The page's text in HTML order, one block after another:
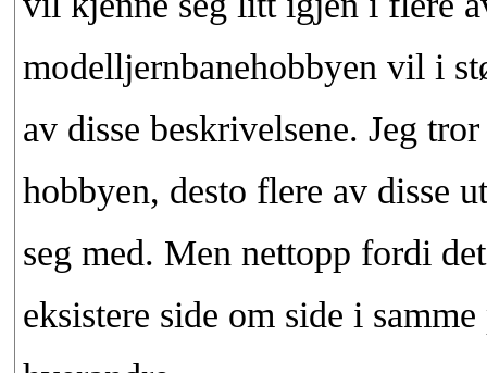
modelljernbanehobbyen vil i
av disse beskrivelsene. Jeg
hobbyen, desto flere av disse
seg med. Men nettopp fordi
eksistere side om side i